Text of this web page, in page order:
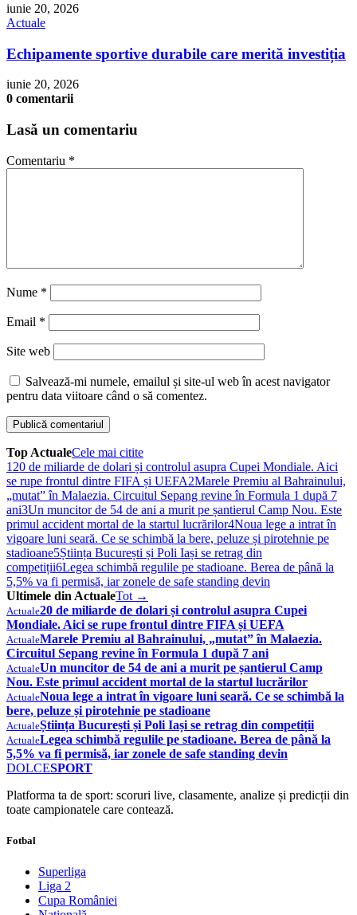
iunie 20, 2026
Actuale
Echipamente sportive durabile care merită investiția
iunie 20, 2026
0 comentarii
Lasă un comentariu
Comentariu *
Nume *
Email *
Site web
Salvează-mi numele, emailul și site-ul web în acest navigator
pentru data viitoare când o să comentez.
Top ActualeCele mai citite
1 20 de miliarde de dolari și controlul asupra Cupei Mondiale. Aici
se rupe frontul dintre FIFA și UEFA2Marele Premiu al Bahrainului,
„mutat” în Malaezia. Circuitul Sepang revine în Formula 1 după 7
ani3Un muncitor de 54 de ani a murit pe șantierul Camp Nou. Este
primul accident mortal de la startul lucrărilor4Noua lege a intrat în
vigoare luni seară. Ce se schimbă la bere, peluze și pirotehnie pe
stadioane5Știința București și Poli Iași se retrag din
competiții6Legea schimbă regulile pe stadioane. Berea de până la
5,5% va fi permisă, iar zonele de safe standing devin
Ultimele din ActualeTot →
Actuale20 de miliarde de dolari și controlul asupra Cupei
Mondiale. Aici se rupe frontul dintre FIFA și UEFA
ActualeMarele Premiu al Bahrainului, „mutat” în Malaezia.
Circuitul Sepang revine în Formula 1 după 7 ani
ActualeUn muncitor de 54 de ani a murit pe șantierul Camp
Nou. Este primul accident mortal de la startul lucrărilor
ActualeNoua lege a intrat în vigoare luni seară. Ce se schimbă la
bere, peluze și pirotehnie pe stadioane
ActualeȘtiința București și Poli Iași se retrag din competiții
ActualeLegea schimbă regulile pe stadioane. Berea de până la
5,5% va fi permisă, iar zonele de safe standing devin
DOLCESPORT
Platforma ta de sport: scoruri live, clasamente, analize și predicții din
toate campionatele care contează.
Fotbal
Superliga
Liga 2
Cupa României